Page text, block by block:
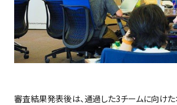
審査結果発表後は、通過した3チームに向けた